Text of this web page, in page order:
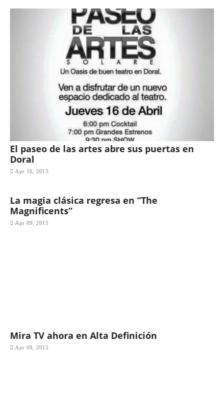
El paseo de las artes abre sus puertas en
Doral
Apr 16, 2015
La magia clásica regresa en “The
Magnificents”
Apr 09, 2015
Mira TV ahora en Alta Definición
Apr 09, 2015